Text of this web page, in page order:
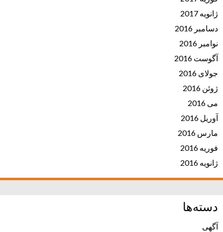
ژانویه 2017
دسامبر 2016
نوامبر 2016
آگوست 2016
جولای 2016
ژوئن 2016
می 2016
آوریل 2016
مارس 2016
فوریه 2016
ژانویه 2016
دسته‌ها
آگهی